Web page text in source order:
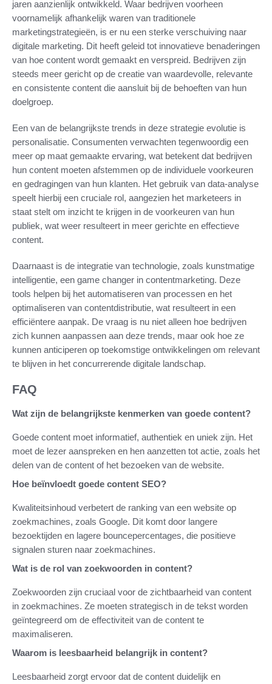
jaren aanzienlijk ontwikkeld. Waar bedrijven voorheen
voornamelijk afhankelijk waren van traditionele
marketingstrategieën, is er nu een sterke verschuiving naar
digitale marketing. Dit heeft geleid tot innovatieve benaderingen
van hoe content wordt gemaakt en verspreid. Bedrijven zijn
steeds meer gericht op de creatie van waardevolle, relevante
en consistente content die aansluit bij de behoeften van hun
doelgroep.
Een van de belangrijkste trends in deze strategie evolutie is
personalisatie. Consumenten verwachten tegenwoordig een
meer op maat gemaakte ervaring, wat betekent dat bedrijven
hun content moeten afstemmen op de individuele voorkeuren
en gedragingen van hun klanten. Het gebruik van data-analyse
speelt hierbij een cruciale rol, aangezien het marketeers in
staat stelt om inzicht te krijgen in de voorkeuren van hun
publiek, wat weer resulteert in meer gerichte en effectieve
content.
Daarnaast is de integratie van technologie, zoals kunstmatige
intelligentie, een game changer in contentmarketing. Deze
tools helpen bij het automatiseren van processen en het
optimaliseren van contentdistributie, wat resulteert in een
efficiëntere aanpak. De vraag is nu niet alleen hoe bedrijven
zich kunnen aanpassen aan deze trends, maar ook hoe ze
kunnen anticiperen op toekomstige ontwikkelingen om relevant
te blijven in het concurrerende digitale landschap.
FAQ
Wat zijn de belangrijkste kenmerken van goede content?
Goede content moet informatief, authentiek en uniek zijn. Het
moet de lezer aanspreken en hen aanzetten tot actie, zoals het
delen van de content of het bezoeken van de website.
Hoe beïnvloedt goede content SEO?
Kwaliteitsinhoud verbetert de ranking van een website op
zoekmachines, zoals Google. Dit komt door langere
bezoektijden en lagere bouncepercentages, die positieve
signalen sturen naar zoekmachines.
Wat is de rol van zoekwoorden in content?
Zoekwoorden zijn cruciaal voor de zichtbaarheid van content
in zoekmachines. Ze moeten strategisch in de tekst worden
geïntegreerd om de effectiviteit van de content te
maximaliseren.
Waarom is leesbaarheid belangrijk in content?
Leesbaarheid zorgt ervoor dat de content duidelijk en